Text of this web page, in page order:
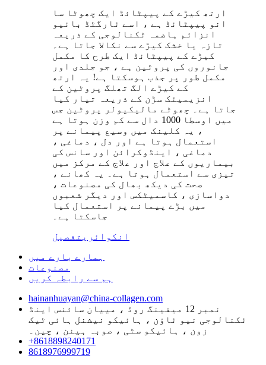
ارتھ کیڑے کے پیپٹائڈ ایک چھوٹا سا
انو پیپٹائڈ ہے ، اسے ٹارگٹڈ بائیو
انزائم ہاضمہ ٹکنالوجی کے ذریعہ
تازہ یا خشک کیڑے سے نکالا جاتا ہے۔
کیڑے کے پیپٹائڈ ایک طرح کا مکمل
جانوروں کی پروٹین ہے ، جو جلدی اور
مکمل طور پر جذب ہوسکتا ہے! یہ ارتھ
کے کیڑے الگ تھلگ پروٹین کے
انزیمیٹک سڑن کے ذریعہ تیار کیا
جاتا ہے۔ چھوٹے مالیکیولر پروٹین جس
میں اوسطا 1000 دال سے کم وزن ہوتا ہے
، یہ کلینک میں وسیع پیمانے پر
استعمال ہوتا ہے اور دل ، دماغی ،
دماغی ، اینڈوکرائن اور سانس کی
بیماریوں کے علاج اور علاج کے مرکز میں
تیزی سے استعمال ہوتا ہے۔ یہ کھانے ،
صحت کی دیکھ بھال کی مصنوعات ،
دواسازی ، کاسمیٹکس اور دیگر شعبوں
میں بڑے پیمانے پر استعمال کیا
جاسکتا ہے۔
انکوائریتفصیل
ہمارے بارے میں
مصنوعات
ہم سے رابطہ کریں
hainanhuayan@china-collagen.com
نمبر 12 میفینگ روڈ ، مییان سائنس اینڈ
ٹکنالوجی نیو ٹاؤن ، ہائیکو نیشنل ہائی ٹیک
زون ، ہائیکو سٹی ، صوبہ ہینن ، چین۔
+8618898240171
8618976999719